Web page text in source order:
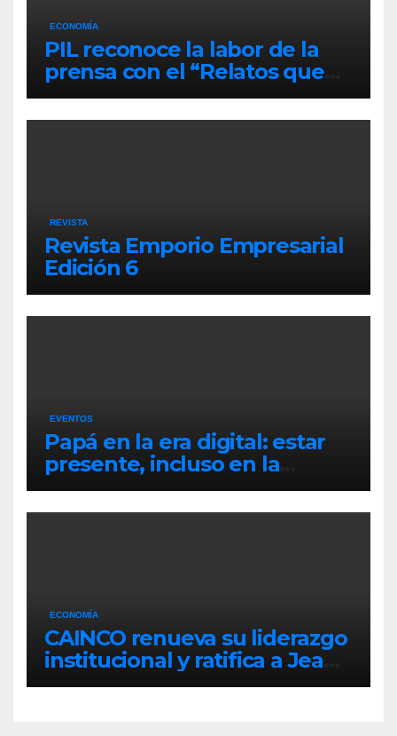
ECONOMÍA
PIL reconoce la labor de la
prensa con el “Relatos que
alimentan Bolivia”
REVISTA
Revista Emporio Empresarial
Edición 6
EVENTOS
Papá en la era digital: estar
presente, incluso en la
distancia
ECONOMÍA
CAINCO renueva su liderazgo
institucional y ratifica a Jean
Pierre Antelo para una nueva